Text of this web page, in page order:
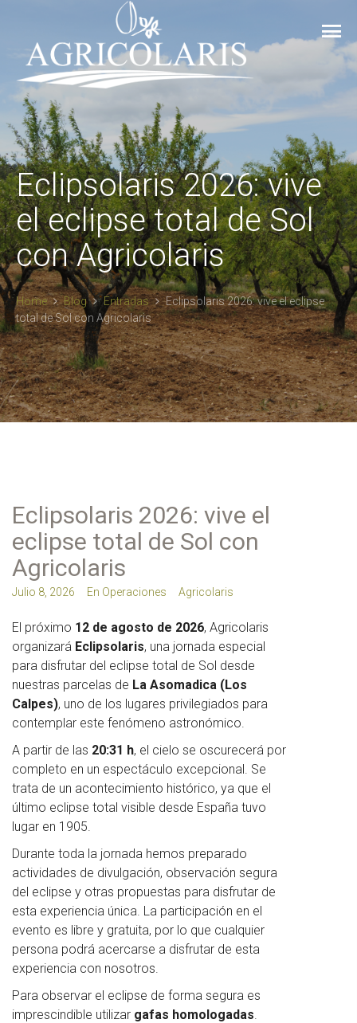
Eclipsolaris 2026: vive
el eclipse total de Sol
con Agricolaris
Home Blog Entradas
Eclipsolaris 2026: vive el eclipse
total de Sol con Agricolaris
Eclipsolaris 2026: vive el
eclipse total de Sol con
Agricolaris
Julio 8, 2026 En Operaciones Agricolaris
El próximo 12 de agosto de 2026, Agricolaris
organizará Eclipsolaris, una jornada especial
para disfrutar del eclipse total de Sol desde
nuestras parcelas de La Asomadica (Los
Calpes), uno de los lugares privilegiados para
contemplar este fenómeno astronómico.
A partir de las 20:31 h, el cielo se oscurecerá por
completo en un espectáculo excepcional. Se
trata de un acontecimiento histórico, ya que el
último eclipse total visible desde España tuvo
lugar en 1905.
Durante toda la jornada hemos preparado
actividades de divulgación, observación segura
del eclipse y otras propuestas para disfrutar de
esta experiencia única. La participación en el
evento es libre y gratuita, por lo que cualquier
persona podrá acercarse a disfrutar de esta
experiencia con nosotros.
Para observar el eclipse de forma segura es
imprescindible utilizar gafas homologadas.